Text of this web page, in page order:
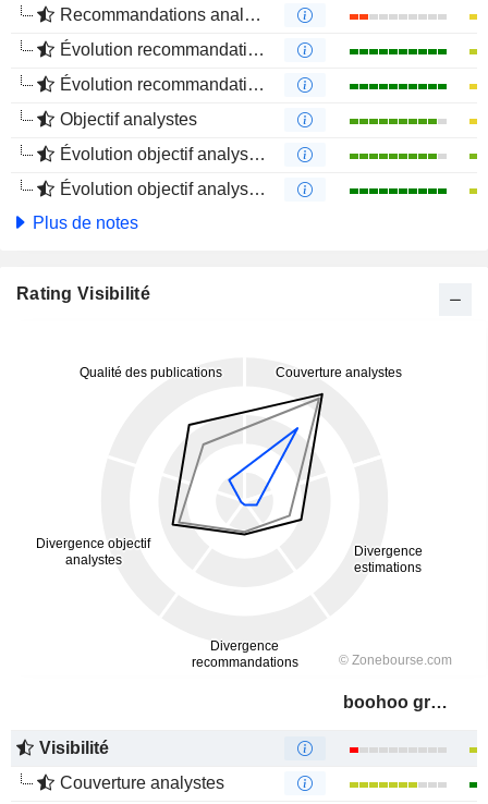
Recommandations analystes
Évolution recommandations analystes 1 an
Évolution recommandations analystes 4 mois
Objectif analystes
Évolution objectif analystes 1 an
Évolution objectif analystes 4 mois
Plus de notes
Rating Visibilité
boohoo group plc
Visibilité
Couverture analystes